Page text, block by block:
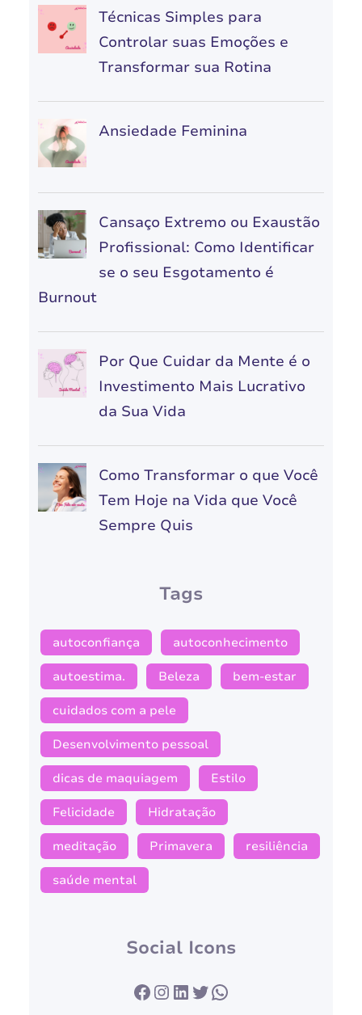
Técnicas Simples para
Controlar suas Emoções e
Transformar sua Rotina
Ansiedade Feminina
Cansaço Extremo ou Exaustão
Profissional: Como Identificar
se o seu Esgotamento é
Burnout
Por Que Cuidar da Mente é o
Investimento Mais Lucrativo
da Sua Vida
Como Transformar o que Você
Tem Hoje na Vida que Você
Sempre Quis
Tags
autoconfiança autoconhecimento
autoestima. Beleza bem-estar
cuidados com a pele
Desenvolvimento pessoal
dicas de maquiagem Estilo
Felicidade Hidratação
meditação Primavera resiliência
saúde mental
Social Icons
Facebook InstagramLinkedIn Twitter WhatsApp